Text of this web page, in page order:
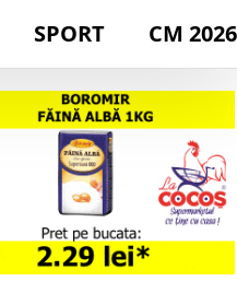
SPORT CM 2026